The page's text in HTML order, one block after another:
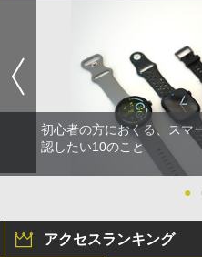
初心者の方におくる、スマ
認したい10のこと
●
アクセスランキング